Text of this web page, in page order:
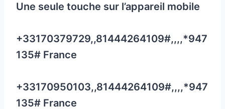
Une seule touche sur l’appareil mobile
+33170379729,,81444264109#,,,,*947
135# France
+33170950103,,81444264109#,,,,*947
135# France